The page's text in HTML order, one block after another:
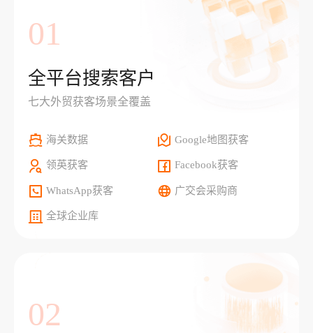
01
全平台搜索客户
七大外贸获客场景全覆盖
海关数据 Google地图获客
领英获客 Facebook获客
WhatsApp获客 广交会采购商
全球企业库
02